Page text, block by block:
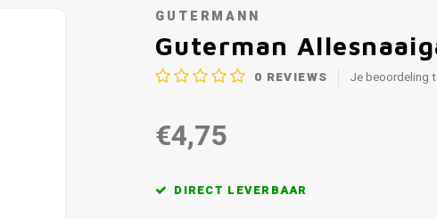
GUTERMANN
Guterman
0 REVIEWS Je beoordeling
€4,75
DIRECT LEVERBAAR